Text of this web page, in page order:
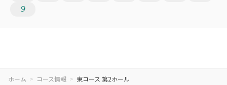
9
ホーム コース情報 東コース 第2ホール